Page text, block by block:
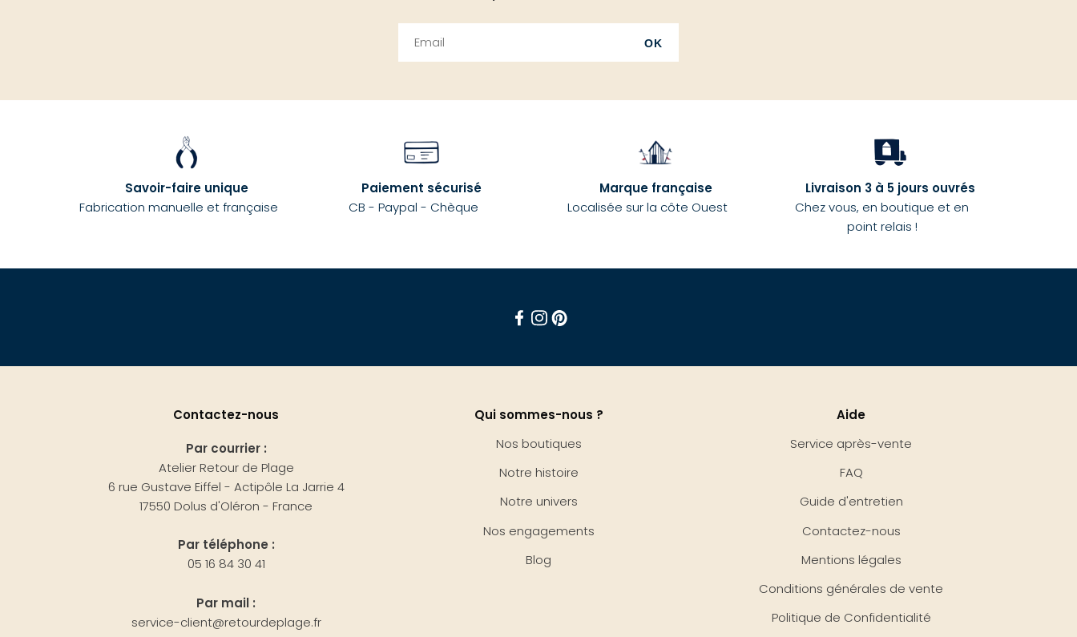
OK
Savoir-faire unique
Fabrication manuelle et française
Paiement sécurisé
CB - Paypal - Chèque
Marque française
Localisée sur la côte Ouest
Livraison 3 à 5 jours ouvrés
Chez vous, en boutique et en
point relais !
Contactez-nous
Par courrier :
Atelier Retour de Plage
6 rue Gustave Eiffel - Actipôle La Jarrie 4
17550 Dolus d'Oléron - France
Par téléphone :
05 16 84 30 41
Par mail :
service-client@retourdeplage.fr
Qui sommes-nous ?
Nos boutiques
Notre histoire
Notre univers
Nos engagements
Blog
Aide
Service après-vente
FAQ
Guide d'entretien
Contactez-nous
Mentions légales
Conditions générales de vente
Politique de Confidentialité